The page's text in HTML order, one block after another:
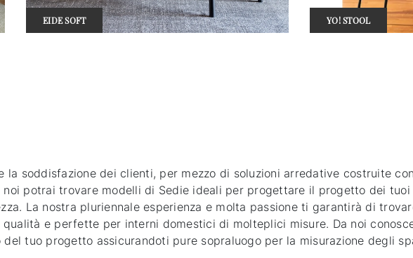
EIDE SOFT YO! STOOL
soddisfazione dei clienti, per mezzo di soluzioni arredative costruite
potrai trovare modelli di Sedie ideali per progettare il progetto dei
La nostra pluriennale esperienza e molta passione ti garantirà di
e perfette per interni domestici di molteplici misure. Da noi
tuo progetto assicurandoti pure sopraluogo per la misurazione degli